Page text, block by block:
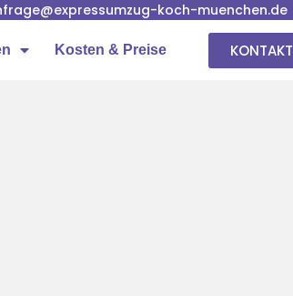
koch-muenchen.de
Kosten & Preise KONTAKT